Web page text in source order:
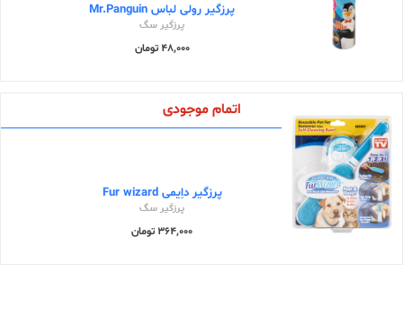
پرزگیر رولی لباس Mr.Panguin
پرزگیر سگ
48,000 تومان
اتمام موجودی
پرزگیر داِیمی Fur wizard
پرزگیر سگ
364,000 تومان